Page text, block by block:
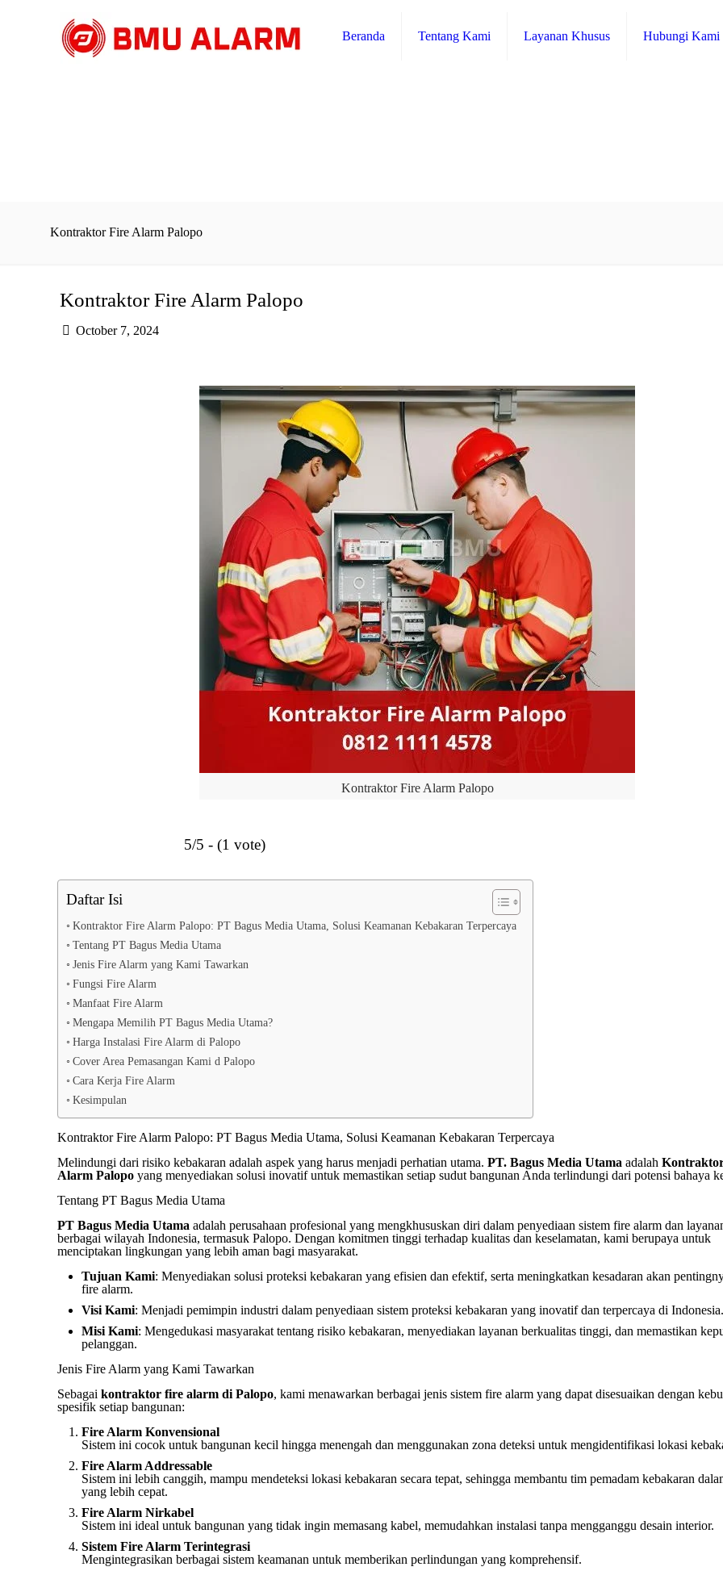
Beranda Tentang Kami Layanan Khusus Hubungi Kami
Kontraktor Fire Alarm Palopo
Kontraktor Fire Alarm Palopo
October 7, 2024
Kontraktor Fire Alarm Palopo
5/5 - (1 vote)
Daftar Isi
Kontraktor Fire Alarm Palopo: PT Bagus Media Utama, Solusi Keamanan Kebakaran Terpercaya
Tentang PT Bagus Media Utama
Jenis Fire Alarm yang Kami Tawarkan
Fungsi Fire Alarm
Manfaat Fire Alarm
Mengapa Memilih PT Bagus Media Utama?
Harga Instalasi Fire Alarm di Palopo
Cover Area Pemasangan Kami d Palopo
Cara Kerja Fire Alarm
Kesimpulan
Kontraktor Fire Alarm Palopo: PT Bagus Media Utama, Solusi Keamanan Kebakaran Terpercaya
Melindungi dari risiko kebakaran adalah aspek yang harus menjadi perhatian utama.PT. Bagus Media Utama adalah
Alarm Palopo yang menyediakan solusi inovatif untuk memastikan setiap sudut bangunan Anda terlindungi dari potensi bahaya
Tentang PT Bagus Media Utama
PT Bagus Media Utama adalah perusahaan profesional yang mengkhususkan diri dalam penyediaan sistem fire alarm dan
berbagai wilayah Indonesia, termasuk Palopo. Dengan komitmen tinggi terhadap kualitas dan keselamatan, kami berupaya untuk
menciptakan lingkungan yang lebih aman bagi masyarakat.
Tujuan Kami: Menyediakan solusi proteksi kebakaran yang efisien dan efektif, serta meningkatkan kesadaran akan
fire alarm.
Visi Kami: Menjadi pemimpin industri dalam penyediaan sistem proteksi kebakaran yang inovatif dan terpercaya di
Misi Kami: Mengedukasi masyarakat tentang risiko kebakaran, menyediakan layanan berkualitas tinggi, dan memastikan
pelanggan.
Jenis Fire Alarm yang Kami Tawarkan
Sebagaikontraktor fire alarm di Palopo, kami menawarkan berbagai jenis sistem fire alarm yang dapat disesuaikan dengan
spesifik setiap bangunan:
Fire Alarm Konvensional
Sistem ini cocok untuk bangunan kecil hingga menengah dan menggunakan zona deteksi untuk mengidentifikasi lokasi
Fire Alarm Addressable
Sistem ini lebih canggih, mampu mendeteksi lokasi kebakaran secara tepat, sehingga membantu tim pemadam kebakaran
yang lebih cepat.
Fire Alarm Nirkabel
Sistem ini ideal untuk bangunan yang tidak ingin memasang kabel, memudahkan instalasi tanpa mengganggu desain interior.
Sistem Fire Alarm Terintegrasi
Mengintegrasikan berbagai sistem keamanan untuk memberikan perlindungan yang komprehensif.